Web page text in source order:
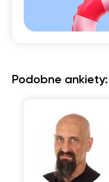
Podobne ankiety: